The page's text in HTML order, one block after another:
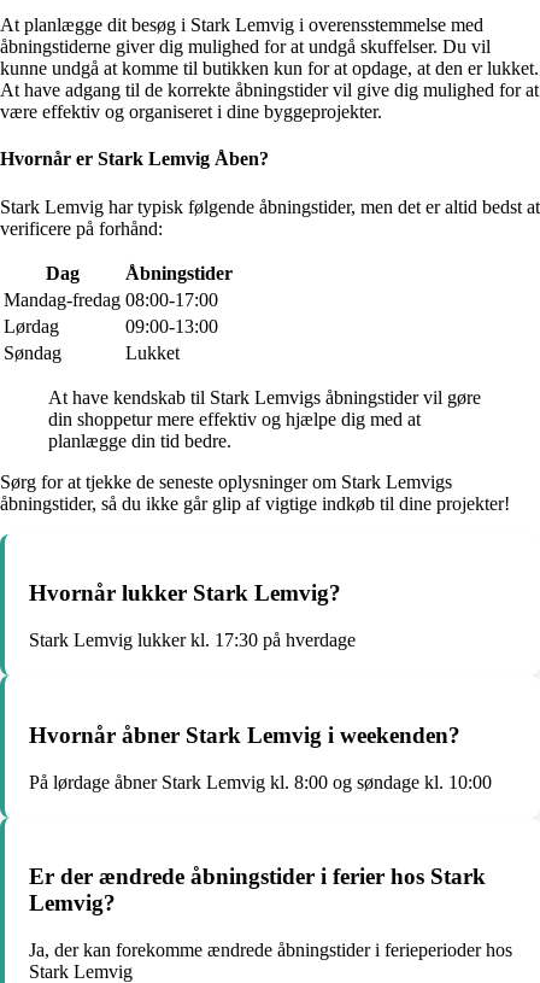
At planlægge dit besøg i Stark Lemvig i overensstemmelse med
åbningstiderne giver dig mulighed for at undgå skuffelser. Du vil
kunne undgå at komme til butikken kun for at opdage, at den er lukket.
At have adgang til de korrekte åbningstider vil give dig mulighed for at
være effektiv og organiseret i dine byggeprojekter.
Hvornår er Stark Lemvig Åben?
Stark Lemvig har typisk følgende åbningstider, men det er altid bedst at
verificere på forhånd:
Dag
Åbningstider
Mandag-fredag 08:00-17:00
Lørdag
09:00-13:00
Søndag
Lukket
At have kendskab til Stark Lemvigs åbningstider vil gøre
din shoppetur mere effektiv og hjælpe dig med at
planlægge din tid bedre.
Sørg for at tjekke de seneste oplysninger om Stark Lemvigs
åbningstider, så du ikke går glip af vigtige indkøb til dine projekter!
Hvornår lukker Stark Lemvig?
Stark Lemvig lukker kl. 17:30 på hverdage
Hvornår åbner Stark Lemvig i weekenden?
På lørdage åbner Stark Lemvig kl. 8:00 og søndage kl. 10:00
Er der ændrede åbningstider i ferier hos Stark
Lemvig?
Ja, der kan forekomme ændrede åbningstider i ferieperioder hos
Stark Lemvig